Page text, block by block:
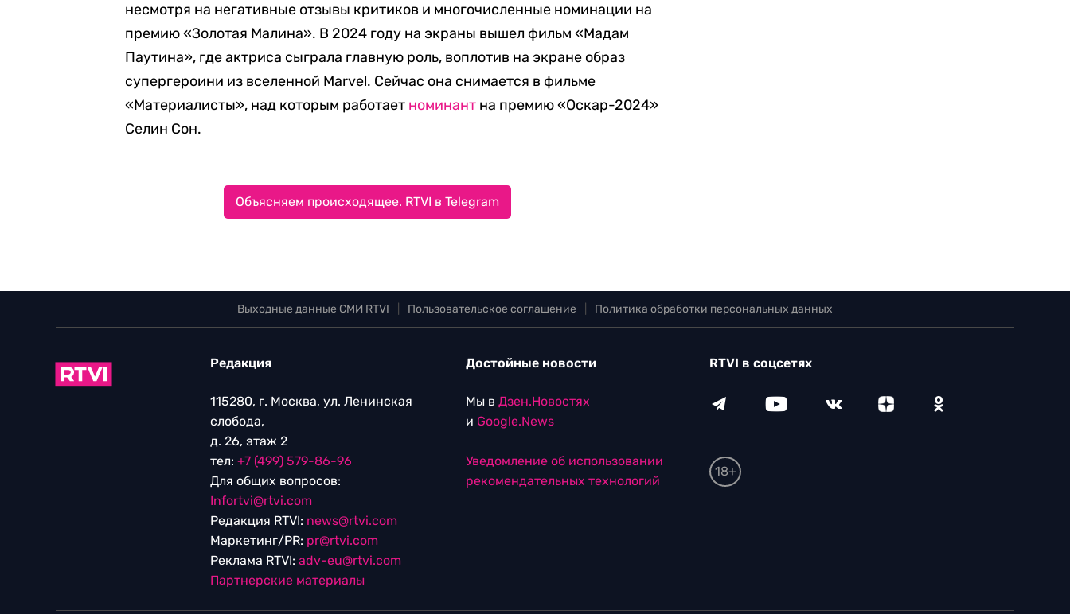
несмотря на негативные отзывы критиков и многочисленные номинации на
премию «Золотая Малина». В 2024 году на экраны вышел фильм «Мадам
Паутина», где актриса сыграла главную роль, воплотив на экране образ
супергероини из вселенной Marvel. Сейчас она снимается в фильме
«Материалисты», над которым работает номинант на премию «Оскар-2024»
Селин Сон.
Объясняем происходящее. RTVI в Telegram
Выходные данные СМИ RTVI Пользовательское соглашение Политика обработки персональных данных
Редакция
115280, г. Москва, ул. Ленинская
слобода,
д. 26, этаж 2
тел: +7 (499) 579-86-96
Для общих вопросов:
Infortvi@rtvi.com
Редакция RTVI: news@rtvi.com
Маркетинг/PR: pr@rtvi.com
Реклама RTVI: adv-eu@rtvi.com
Партнерские материалы
Достойные новости
Мы в Дзен.Новостях
и Google.News
Уведомление об использовании
рекомендательных технологий
RTVI в соцсетях
18+